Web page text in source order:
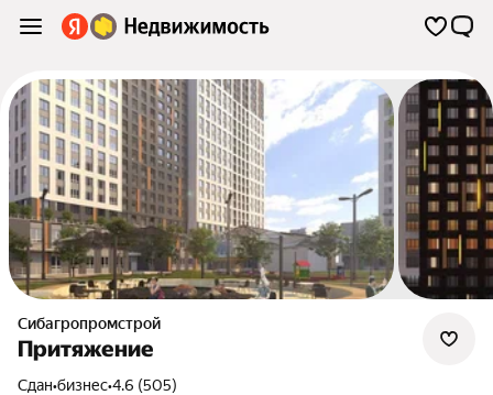
Сибагропромстрой
Притяжение
Сдан•бизнес•4.6 (505)